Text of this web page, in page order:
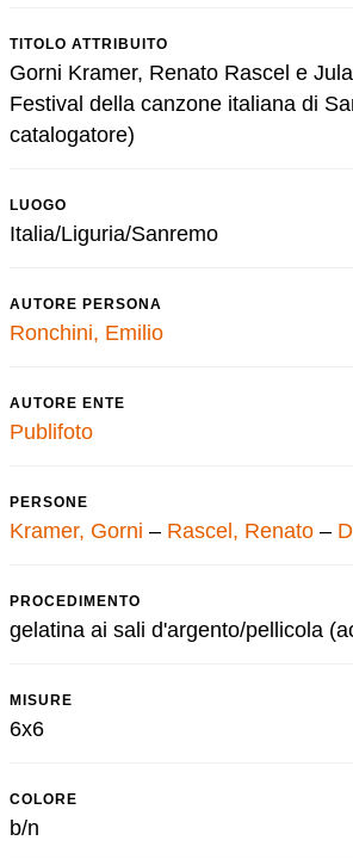
TITOLO ATTRIBUITO
Gorni Kramer, Renato Rascel e
Festival della canzone italiana di
catalogatore)
LUOGO
Italia/Liguria/Sanremo
AUTORE PERSONA
Ronchini, Emilio
AUTORE ENTE
Publifoto
PERSONE
Kramer, Gorni – Rascel, Renato –
PROCEDIMENTO
gelatina ai sali d'argento/pellicola
MISURE
6x6
COLORE
b/n